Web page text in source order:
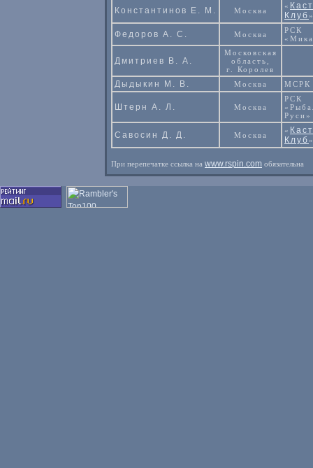
Константинов Е. М. Москва
«
Клуб
Федоров А. С. Москва
РСК
Дмитриев В. А.
Московская
область,
г. Королев
Дыдыкин М. В. Москва МСРК
Штерн А. Л. Москва
РСК
Руси»
Савосин Д. Д. Москва
«
Клуб
При перепечатке ссылка на www.rspin.com обязательна